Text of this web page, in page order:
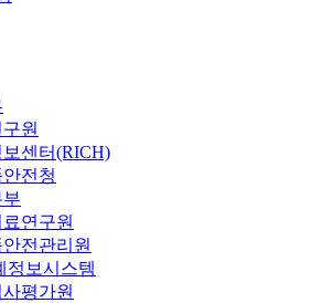
원
센터(RICH)
전청
연구원
전관리원
정보시스템
평가원